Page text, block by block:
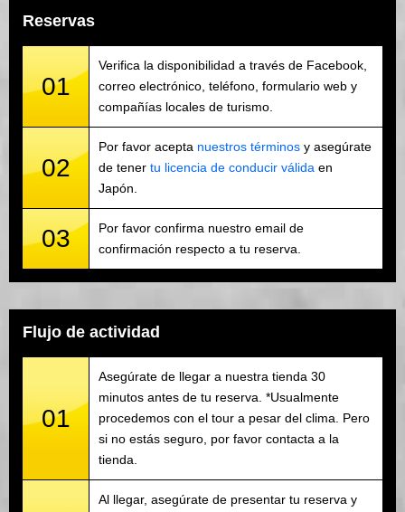
Reservas
01
Verifica la disponibilidad a través de Facebook,
correo electrónico, teléfono, formulario web y
compañías locales de turismo.
02
Por favor acepta nuestros términos y asegúrate
de tener tu licencia de conducir válida en
Japón.
03
Por favor confirma nuestro email de
confirmación respecto a tu reserva.
Flujo de actividad
01
Asegúrate de llegar a nuestra tienda 30
minutos antes de tu reserva. *Usualmente
procedemos con el tour a pesar del clima. Pero
si no estás seguro, por favor contacta a la
tienda.
Al llegar, asegúrate de presentar tu reserva y